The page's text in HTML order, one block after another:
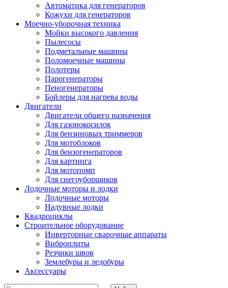
Автоматика для генераторов
Кожухи для генераторов
Моечно-уборочная техника
Мойки высокого давления
Пылесосы
Подметальные машины
Поломоечные машины
Полотеры
Парогенераторы
Пеногенераторы
Бойлеры для нагрева воды
Двигатели
Двигатели общего назначения
Для газонокосилок
Для бензиновых триммеров
Для мотоблоков
Для бензогенераторов
Для картинга
Для мотопомп
Для снегоуборщиков
Лодочные моторы и лодки
Лодочные моторы
Надувные лодки
Квадроциклы
Строительное оборудование
Инверторные сварочные аппараты
Виброплиты
Резчики швов
Землебуры и ледобуры
Аксессуары